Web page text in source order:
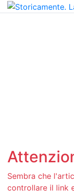
Sembra che
controllare il link